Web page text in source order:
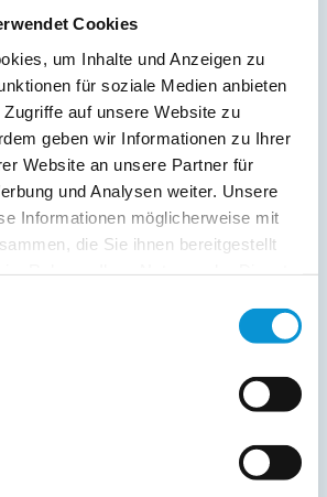
Cookies
um Inhalte und Anzeigen zu
für soziale Medien anbieten
auf unsere Website zu
geben wir Informationen zu Ihrer
Website an unsere Partner für
und Analysen weiter. Unsere
Informationen möglicherweise mit
die Sie ihnen bereitgestellt
per Mail zusenden
anfordern
gelesen und bin
erhebt, verarbeitet und
Daten nur zur
Informationsanfrage). Sie können
bei der Ostsee-Ferienwohnungen.de
Ihrer Daten vor Abschluss der